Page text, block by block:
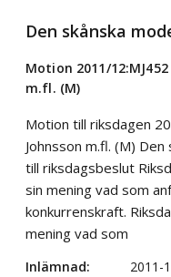
Den skånska
Motion 2011/
m.fl. (M)
Motion till riksdagen
Johnsson m.fl. (M)
till riksdagsbeslut
sin mening vad som
konkurrenskraft.
mening vad som
Inlämnad 2011-